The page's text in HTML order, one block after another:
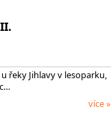
řeky Jihlavy v lesoparku,
více »